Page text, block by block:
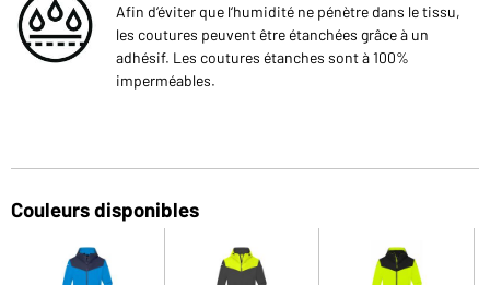
Afin d‘éviter que l‘humidité ne pénètre dans le tissu,
les coutures peuvent être étanchées grâce à un
adhésif. Les coutures étanches sont à 100%
imperméables.
Couleurs disponibles